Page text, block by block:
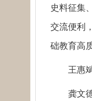
史料征集
交流便利
础教育高
王惠斌
龚文德